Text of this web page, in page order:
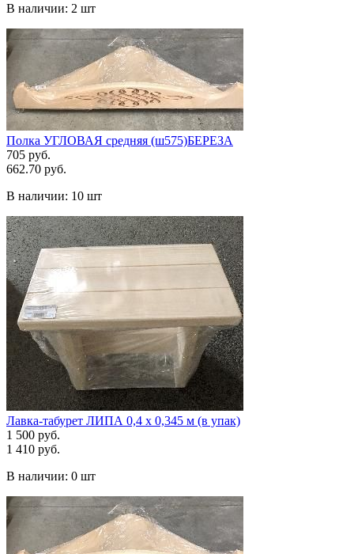
В наличии: 2 шт
Полка УГЛОВАЯ средняя (ш575)БЕРЕЗА
705 руб.
662.70 руб.
В наличии: 10 шт
Лавка-табурет ЛИПА 0,4 х 0,345 м (в упак)
1 500 руб.
1 410 руб.
В наличии: 0 шт